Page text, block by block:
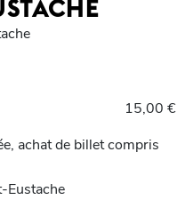
15,00 €
achat de billet compris
Eustache